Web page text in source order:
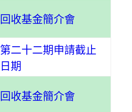
回收基金簡介會
第二十二期申請截止
日期
回收基金簡介會